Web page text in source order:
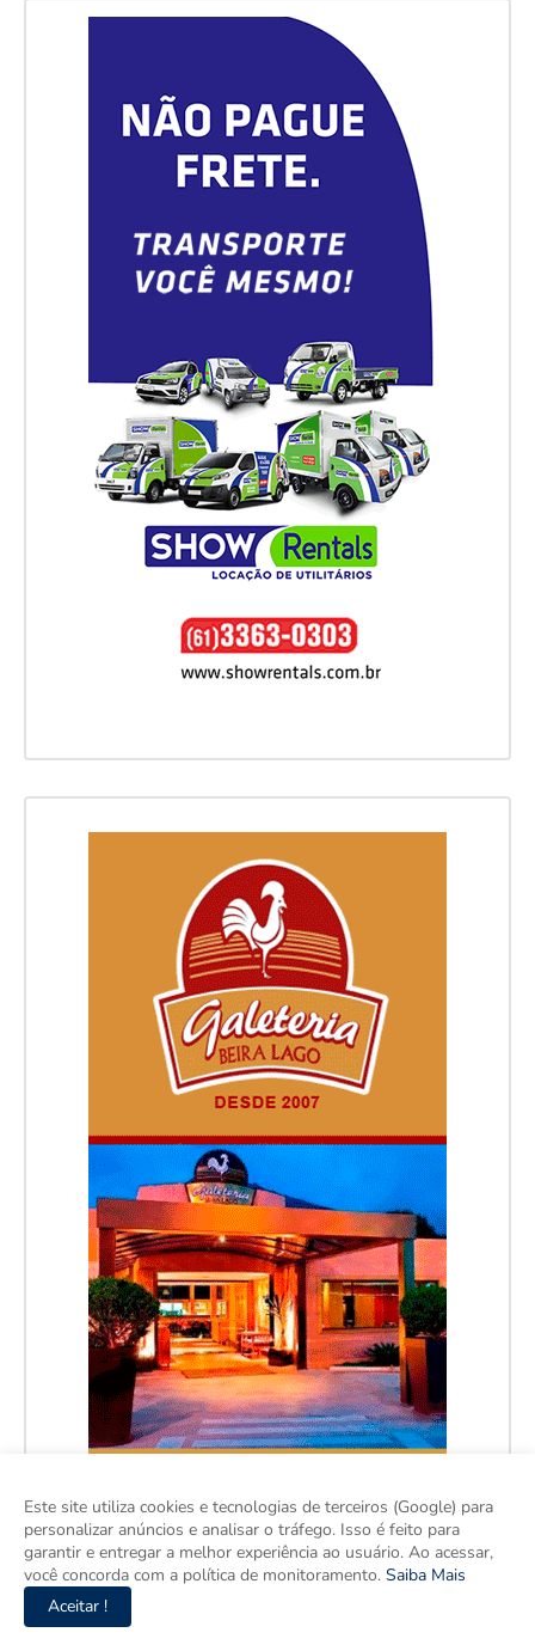
Este site utiliza cookies e tecnologias de terceiros (Google) para
personalizar anúncios e analisar o tráfego. Isso é feito para
garantir e entregar a melhor experiência ao usuário. Ao acessar,
você concorda com a política de monitoramento. Saiba Mais
Aceitar !